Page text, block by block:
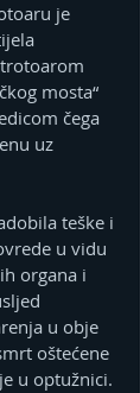
je
mosta“
čega
uz
teške i
u vidu
organa i
u obje
oštećene
u optužnici.